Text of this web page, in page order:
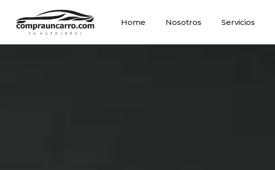
Home Nosotros Servicios